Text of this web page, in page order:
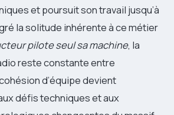
et poursuit son travail jusqu’à
la solitude inhérente à ce métier
pilote seul sa machine, la
reste constante entre
d’équipe devient
défis techniques et aux